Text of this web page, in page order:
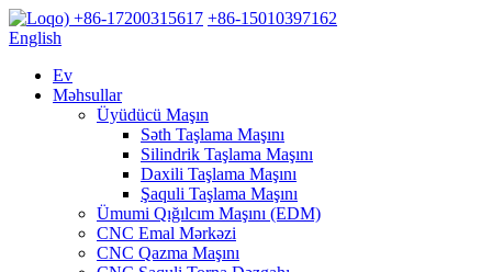
+86-17200315617 +86-15010397162
English
Ev
Məhsullar
Üyüdücü Maşın
Səth Taşlama Maşını
Silindrik Taşlama Maşını
Daxili Taşlama Maşını
Şaquli Taşlama Maşını
Ümumi Qığılcım Maşını (EDM)
CNC Emal Mərkəzi
CNC Qazma Maşını